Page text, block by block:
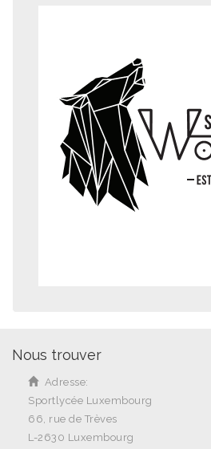
Nous trouver
Adresse:
Sportlycée Luxembourg
66, rue de Trèves
L-2630 Luxembourg